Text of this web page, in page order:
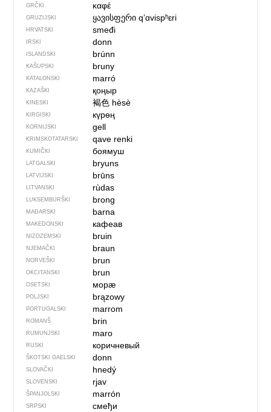
GRČKI καφέ
GRUZIJSKI ყავისფერიqʼɑvispʰɛri
HRVATSKI smeđi
IRSKI donn
ISLANDSKI brúnn
KAŠUPSKI bruny
KATALONSKI marró
KAZAŠKI қоңыр
KINESKI 褐色 hèsè
KIRGISKI күрөң
KORNIJSKI gell
KRIMSKOTATARSKI qave renki
KUMIČKI боямуш
LATGALSKI bryuns
LATVIJSKI brūns
LITVANSKI rùdas
LUKSEMBURŠKI brong
MAĐARSKI barna
MAKEDONSKI кафеав
NIZOZEMSKI bruin
NJEMAČKI braun
NORVEŠKI brun
OKCITANSKI brun
OSETSKI морӕ
POLJSKI brązowy
PORTUGALSKI marrom
ROMANŠ brin
RUMUNJSKI maro
RUSKI коричневый
ŠKOTSKI GAELSKI donn
SLOVAČKI hnedý
SLOVENSKI rjav
ŠPANJOLSKI marrón
SRPSKI смеђи